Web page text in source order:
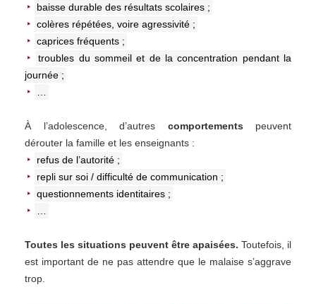
baisse durable des résultats scolaires ;
colères répétées, voire agressivité ;
caprices fréquents ;
troubles du sommeil et de la concentration pendant la
journée ;
À l’adolescence, d’autres comportements peuvent
dérouter la famille et les enseignants :
refus de l’autorité ;
repli sur soi / difficulté de communication ;
questionnements identitaires ;
Toutes les situations peuvent être apaisées. Toutefois, il
est important de ne pas attendre que le malaise s’aggrave
trop.